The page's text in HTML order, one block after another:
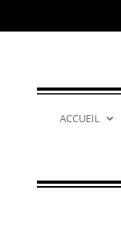
ACCUEIL